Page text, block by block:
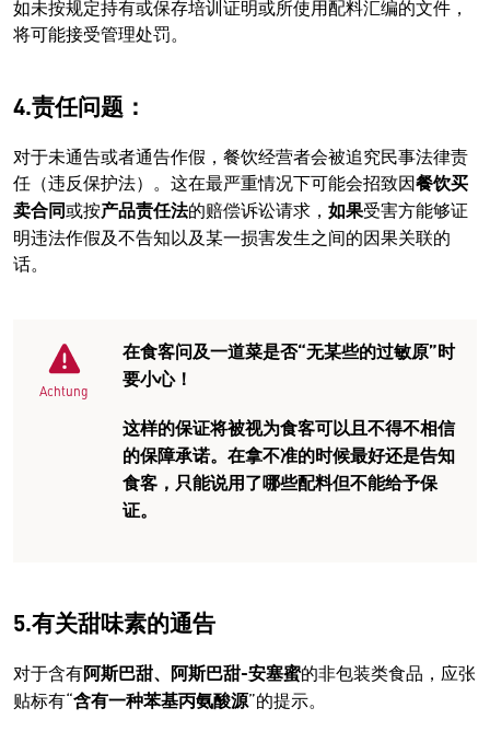
如未按规定持有或保存培训证明或所使用配料汇编的文件，
将可能接受管理处罚。
4.责任问题：
对于未通告或者通告作假，餐饮经营者会被追究民事法律责
任（违反保护法）。这在最严重情况下可能会招致因餐饮买
卖合同或按产品责任法的赔偿诉讼请求， 如果受害方能够证
明违法作假及不告知以及某一损害发生之间的因果关联的
话。
Achtung
在食客问及一道菜是否“无某些的过敏原”时
要小心！
这样的保证将被视为食客可以且不得不相信
的保障承诺。在拿不准的时候最好还是告知
食客，只能说用了哪些配料但不能给予保
证。
5.有关甜味素的通告
对于含有阿斯巴甜、阿斯巴甜-安塞蜜的非包装类食品，应张
贴标有“含有一种苯基丙氨酸源”的提示。